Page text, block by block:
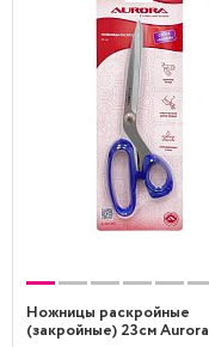
Ножницы раскройные
(закройные) 23см Aurora